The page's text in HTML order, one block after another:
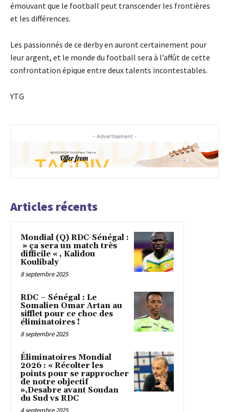
émouvant que le football peut transcender les frontières
et les différences.
Les passionnés de ce derby en auront certainement pour
leur argent, et le monde du football sera à l’affût de cette
confrontation épique entre deux talents incontestables.
YTG
- Advertisement -
Articles récents
Mondial (Q) RDC-Sénégal :
» ça sera un match très
difficile « , Kalidou
Koulibaly
8 septembre 2025
RDC – Sénégal : Le
Somalien Omar Artan au
sifflet pour ce choc des
éliminatoires !
8 septembre 2025
Éliminatoires Mondial
2026 : « Récolter les
points pour se rapprocher
de notre objectif
»,Desabre avant Soudan
du Sud vs RDC